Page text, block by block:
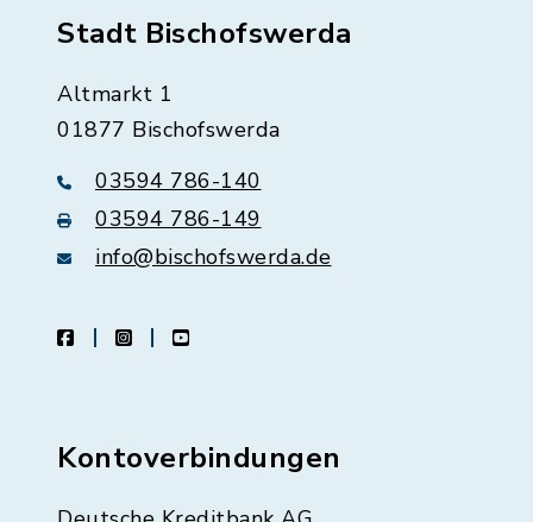
Stadt Bischofswerda
Altmarkt 1
01877 Bischofswerda
03594 786-140
03594 786-149
info@bischofswerda.de
facebookinstagramyoutube
Kontoverbindungen